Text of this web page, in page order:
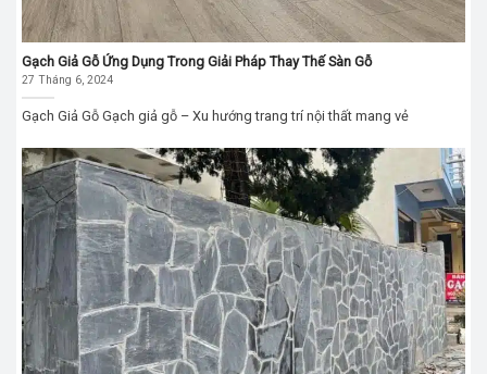
Gạch Giả Gỗ Ứng Dụng Trong Giải Pháp Thay Thế Sàn Gỗ
27 Tháng 6, 2024
Gạch Giả Gỗ Gạch giả gỗ – Xu hướng trang trí nội thất mang vẻ